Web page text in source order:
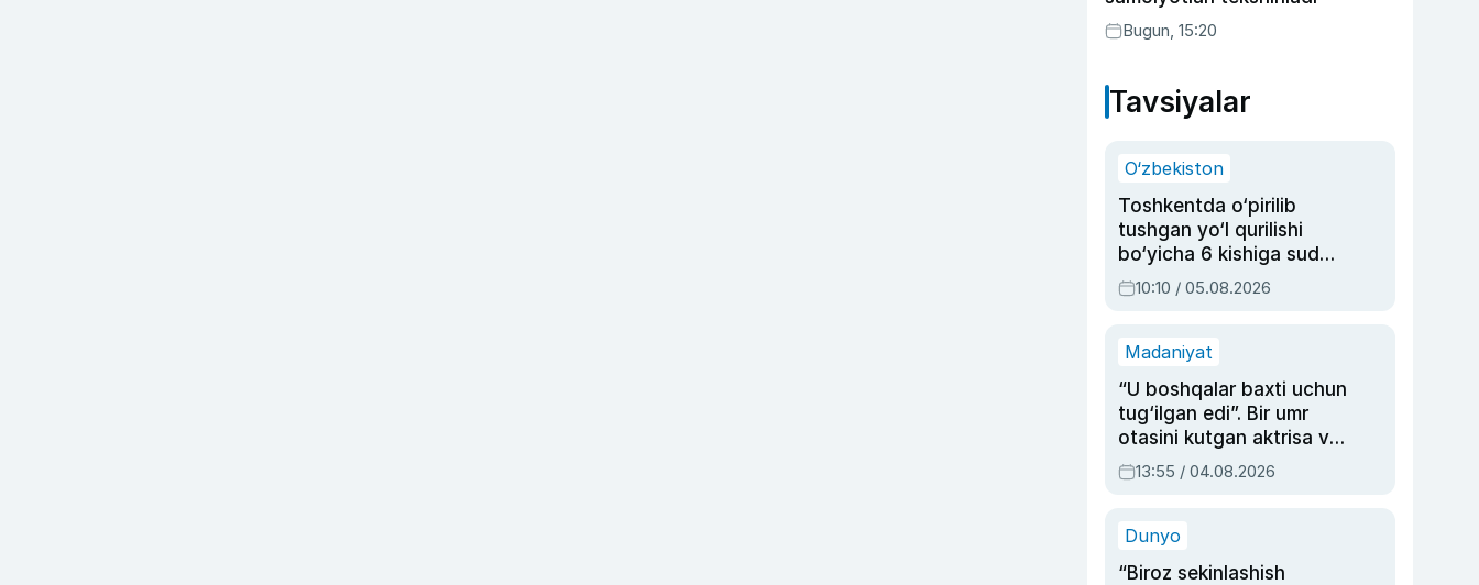
Bugun, 15:20
Tavsiyalar
O‘zbekiston
Toshkentda o‘pirilib
tushgan yo‘l qurilishi
bo‘yicha 6 kishiga sud
hukmi o‘qildi
10:10 / 05.08.2026
Madaniyat
“U boshqalar baxti uchun
tug‘ilgan edi”. Bir umr
otasini kutgan aktrisa va
dublyaj ustasi Rimma
Ahmedovaning
13:55 / 04.08.2026
Dunyo
“Biroz sekinlashish